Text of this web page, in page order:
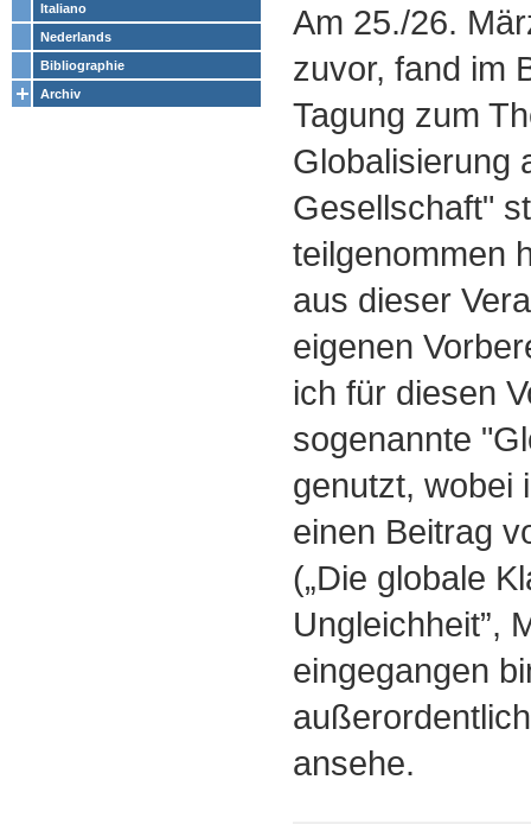
Italiano
Nederlands
Bibliographie
Archiv
Am 25./26.
zuvor, fand im
Tagung zum
Globalisierung
Gesellschaft"
teilgenommen
aus dieser
eigenen
ich für diesen
sogenannte
genutzt, wobei
einen Beitrag
(„Die globale
Ungleichheit”,
eingegangen
ansehe.